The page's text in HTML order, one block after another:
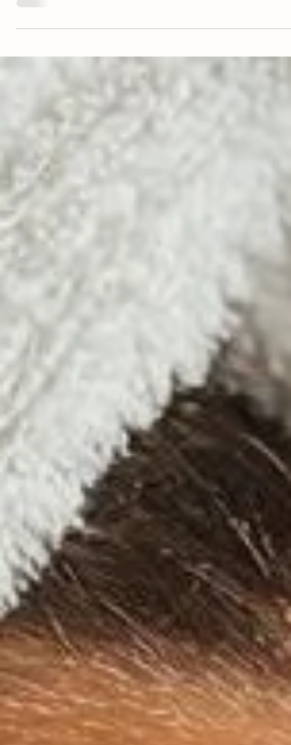
Quand faire un Hydrafacial ? Ce soin visage
haute performance est parfait à la rentrée
pour nettoyer les pores en profondeur,
hydrater intensément et raviver l’éclat du
après les agressions de l’été. Adapté à
les peaux, il permet de réduire les taches,
lisser le grain de peau et retrouver un glow
immédiat.